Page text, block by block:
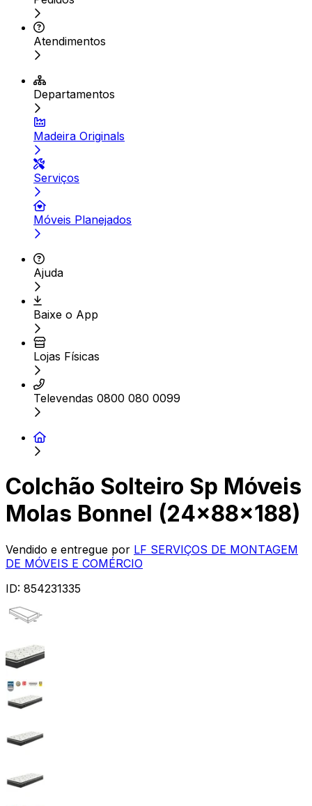
Atendimentos
Departamentos
Madeira Originals
Serviços
Móveis Planejados
Ajuda
Baixe o App
Lojas Físicas
Televendas 0800 080 0099
Colchão Solteiro Sp Móveis
Molas Bonnel (24x88x188)
Vendido e entregue por LF SERVIÇOS DE MONTAGEM
DE MÓVEIS E COMÉRCIO
ID: 854231335